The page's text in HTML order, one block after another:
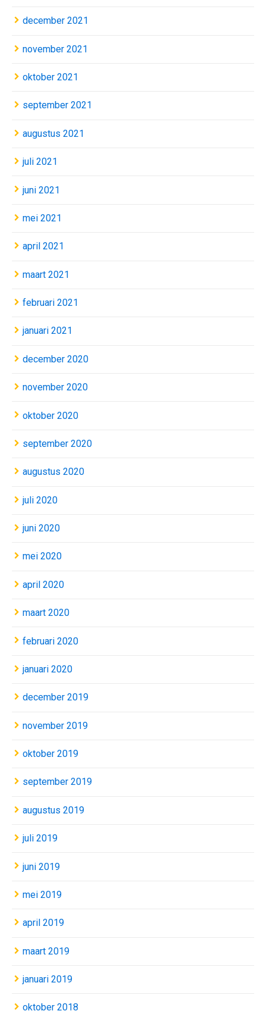
december 2021
november 2021
oktober 2021
september 2021
augustus 2021
juli 2021
juni 2021
mei 2021
april 2021
maart 2021
februari 2021
januari 2021
december 2020
november 2020
oktober 2020
september 2020
augustus 2020
juli 2020
juni 2020
mei 2020
april 2020
maart 2020
februari 2020
januari 2020
december 2019
november 2019
oktober 2019
september 2019
augustus 2019
juli 2019
juni 2019
mei 2019
april 2019
maart 2019
januari 2019
oktober 2018